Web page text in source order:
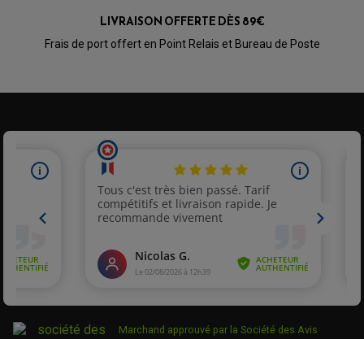
LIVRAISON OFFERTE DÈS 89€
Frais de port offert en Point Relais et Bureau de Poste
Marchand approuvé par la Société des Avis